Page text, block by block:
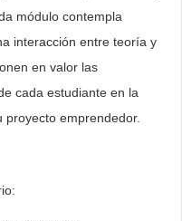
módulo contempla
interacción entre teoría y
en valor las
cada estudiante en la
emprendedor.